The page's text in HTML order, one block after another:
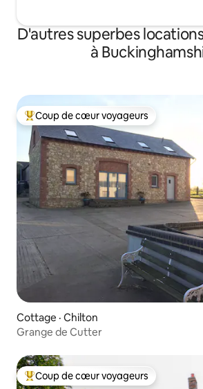
D'autres superbes
à
Coup de cœur voyageurs parmi les plus
Coup de cœur voyageurs
Cottage · Chilton
Grange de Cutter
Coup de cœur voyageurs parmi les plus
Coup de cœur voyageurs